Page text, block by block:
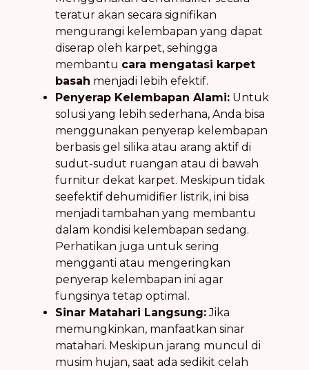
teratur akan secara signifikan
mengurangi kelembapan yang dapat
diserap oleh karpet, sehingga
membantu cara mengatasi karpet
basah menjadi lebih efektif.
Penyerap Kelembapan Alami: Untuk
solusi yang lebih sederhana, Anda bisa
menggunakan penyerap kelembapan
berbasis gel silika atau arang aktif di
sudut-sudut ruangan atau di bawah
furnitur dekat karpet. Meskipun tidak
seefektif dehumidifier listrik, ini bisa
menjadi tambahan yang membantu
dalam kondisi kelembapan sedang.
Perhatikan juga untuk sering
mengganti atau mengeringkan
penyerap kelembapan ini agar
fungsinya tetap optimal.
Sinar Matahari Langsung:Jika
memungkinkan, manfaatkan sinar
matahari. Meskipun jarang muncul di
musim hujan, saat ada sedikit celah